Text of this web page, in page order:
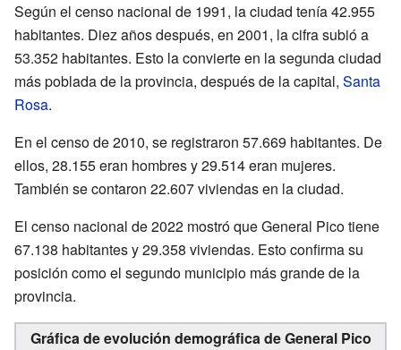
Según el censo nacional de 1991, la ciudad tenía 42.955
habitantes. Diez años después, en 2001, la cifra subió a
53.352 habitantes. Esto la convierte en la segunda ciudad
más poblada de la provincia, después de la capital, Santa
Rosa.
En el censo de 2010, se registraron 57.669 habitantes. De
ellos, 28.155 eran hombres y 29.514 eran mujeres.
También se contaron 22.607 viviendas en la ciudad.
El censo nacional de 2022 mostró que General Pico tiene
67.138 habitantes y 29.358 viviendas. Esto confirma su
posición como el segundo municipio más grande de la
provincia.
Gráfica de evolución demográfica de General Pico